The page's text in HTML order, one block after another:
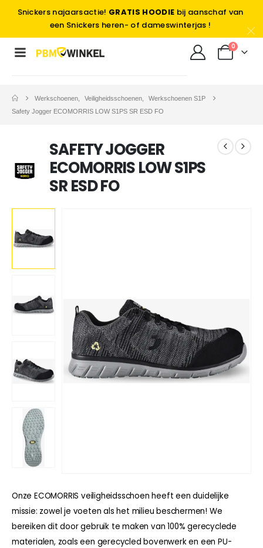
Snickers najaarsactie! GRATIS HOODIE bij aanschaf van
een Snickers heren- of dameswinterjas !
0
Werkschoenen Veiligheidsschoenen
Werkschoenen S1P
Safety Jogger ECOMORRIS LOW S1PS SR ESD FO
SAFETY JOGGER
ECOMORRIS LOW S1PS
SR ESD FO
Onze ECOMORRIS veiligheidsschoen heeft een duidelijke
missie: zowel je voeten als het milieu beschermen! We
bereiken dit door gebruik te maken van 100% gerecyclede
materialen, zoals een gerecycled bovenwerk en een PU-